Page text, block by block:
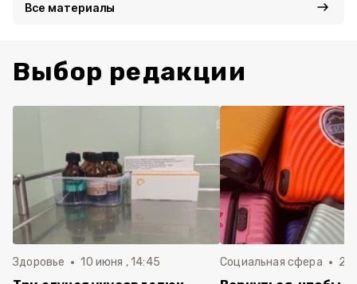
Все материалы
Выбор редакции
Здоровье 10 июня , 14:45 Социальная сфера 20